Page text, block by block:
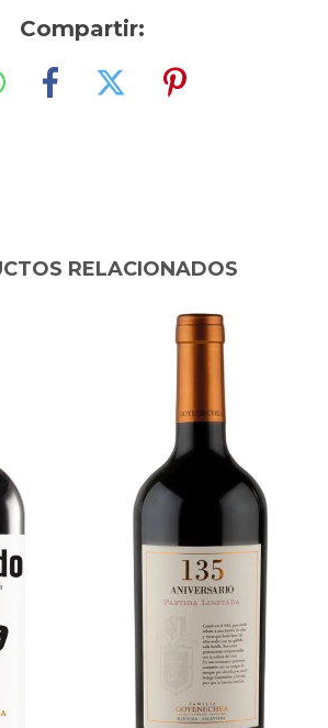
Compartir:
RELACIONADOS